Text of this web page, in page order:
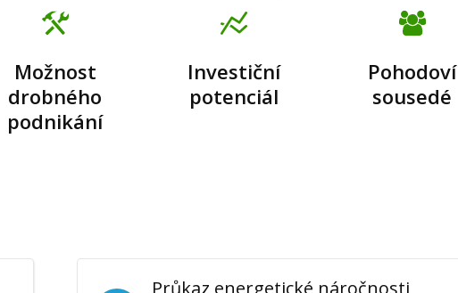
Možnost
drobného
podnikání
Investiční
potenciál
Pohodoví
sousedé